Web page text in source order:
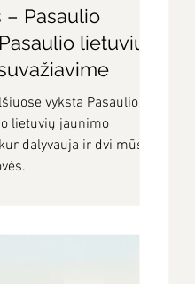
Pasaulio
lietuvių
vyksta Pasaulio
lietuvių jaunimo
dalyvauja ir dvi mūsų –